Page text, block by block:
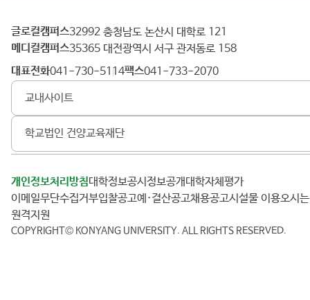
건
양
대
학
글로컬캠퍼스 32992 충청남도 논산시 대학로 121
메디컬캠퍼스 35365 대전광역시 서구 관저동로 158
대표전화 041-730-5114 팩스 041-733-2070
교내사이트
학교법인 건양교육재단
개인정보처리방침 대학정보공시 정보공개
대학자체평가
이메일무단수집거부
입찰공고 예·결산공고 채용공고 시설물 이용
오시
원격지원
COPYRIGHT© KONYANG UNIVERSITY. ALL RIGHTS RESERVED.